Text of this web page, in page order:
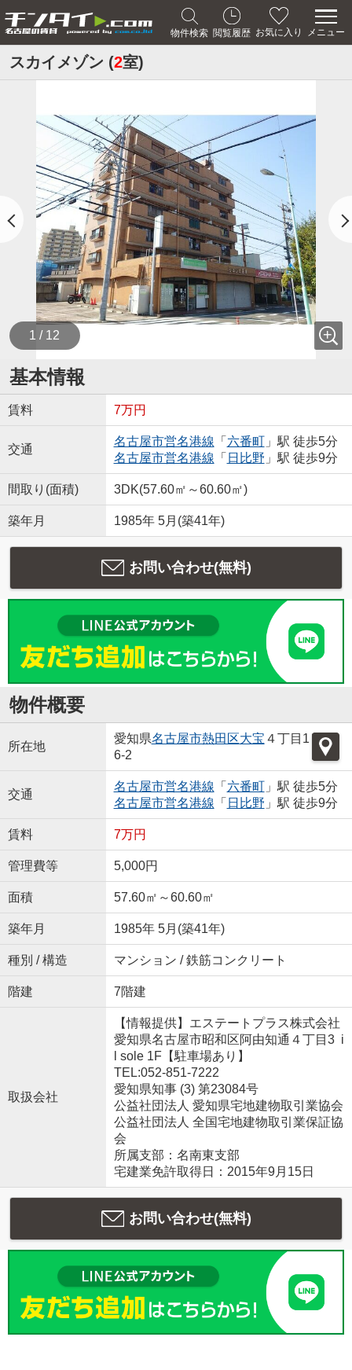
物件検索 閲覧履歴 お気に入り メニュー
スカイメゾン (2室)
1 / 12
基本情報
賃料 7万円
交通
名古屋市営名港線 「 六番町」駅 徒歩5分
名古屋市営名港線 「 日比野 」駅 徒歩9分
間取り(面積) 3DK(57.60㎡～60.60㎡)
築年月 1985年 5月(築41年)
お問い合わせ(無料)
物件概要
所在地
愛知県名古屋市熱田区大宝 ４丁目1
6-2
交通
名古屋市営名港線 「 六番町」駅 徒歩5分
名古屋市営名港線 「 日比野 」駅 徒歩9分
賃料 7万円
管理費等 5,000円
面積 57.60㎡～60.60㎡
築年月 1985年 5月(築41年)
種別 / 構造 マンション / 鉄筋コンクリート
階建 7階建
取扱会社
【情報提供】エステートプラス株式会社
愛知県名古屋市昭和区阿由知通４丁目3 i
l sole 1F【駐車場あり】
TEL:052-851-7222
愛知県知事 (3) 第23084号
公益社団法人 愛知県宅地建物取引業協会
公益社団法人 全国宅地建物取引業保証協
会
所属支部：名南東支部
宅建業免許取得日：2015年9月15日
お問い合わせ(無料)